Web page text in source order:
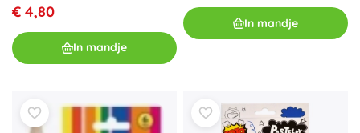
€ 4,80
In mandje
In mandje